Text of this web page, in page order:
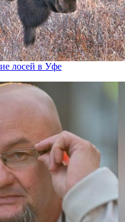
лосей в Уфе